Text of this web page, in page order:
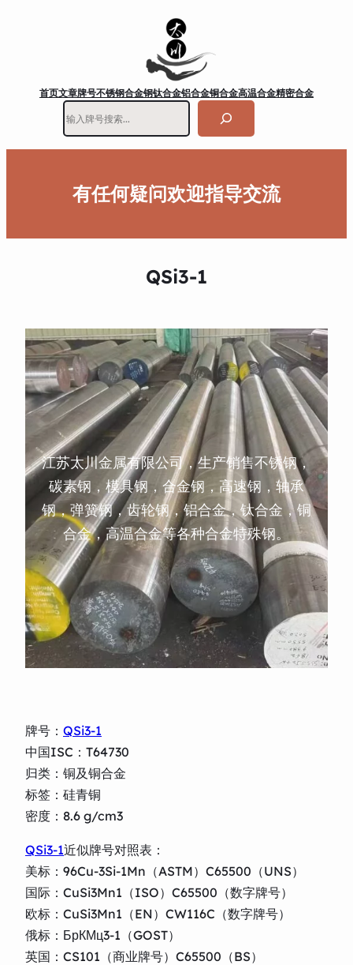
首页文章牌号不锈钢合金钢钛合金铝合金铜合金高温合金精密合金
有任何疑问欢迎指导交流
QSi3-1
江苏太川金属有限公司，生产销售不锈钢，
碳素钢，模具钢，合金钢，高速钢，轴承
钢，弹簧钢，齿轮钢，铝合金，钛合金，铜
合金，高温合金等各种合金特殊钢。
牌号： QSi3-1
中国ISC：T64730
归类：铜及铜合金
标签：硅青铜
密度：8.6 g/cm3
QSi3-1近似牌号对照表：
美标：96Cu-3Si-1Mn（ASTM）C65500（UNS）
国际：CuSi3Mn1（ISO）C65500（数字牌号）
欧标：CuSi3Mn1（EN）CW116C（数字牌号）
俄标：БрКМц3-1（GOST）
英国：CS101（商业牌号）C65500（BS）